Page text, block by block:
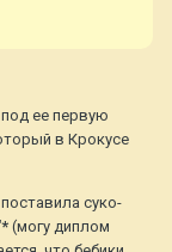
ее первую
в Крокусе
суко-
(могу диплом